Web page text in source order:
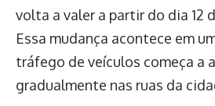
volta a valer a partir do dia 12
Essa mudança acontece em
tráfego de veículos começa a
gradualmente nas ruas da